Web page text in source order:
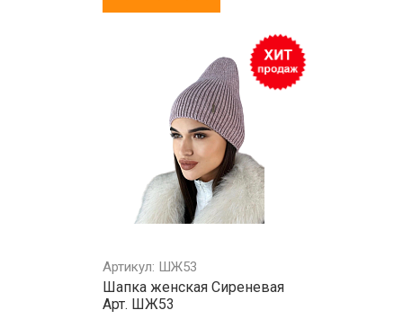
Артикул: ШЖ53
Шапка женская Сиреневая
Арт. ШЖ53